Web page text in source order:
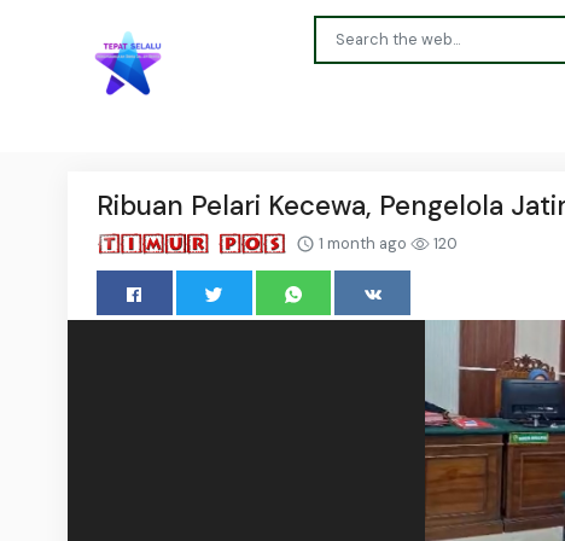
Ribuan Pelari Kecewa, Pengelola
1 month ago 120